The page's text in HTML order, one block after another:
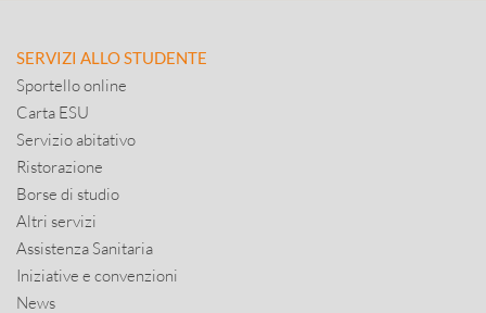
SERVIZI ALLO STUDENTE
Sportello online
Carta ESU
Servizio abitativo
Ristorazione
Borse di studio
Altri servizi
Assistenza Sanitaria
Iniziative e convenzioni
News